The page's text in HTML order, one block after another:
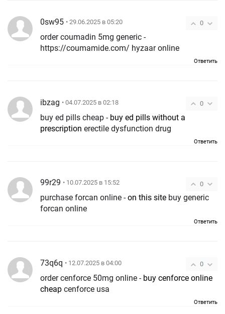
0
0sw95 • 29.06.2025 в 05:20
order coumadin 5mg generic -
https://coumamide.com/ hyzaar online
Ответить
0
ibzag • 04.07.2025 в 02:18
buy ed pills cheap - buy ed pills without a
prescription erectile dysfunction drug
Ответить
0
99r29 • 10.07.2025 в 15:52
purchase forcan online -on this site buy generic
forcan online
Ответить
0
73q6q • 12.07.2025 в 04:00
order cenforce 50mg online - buy cenforce online
cheap cenforce usa
Ответить